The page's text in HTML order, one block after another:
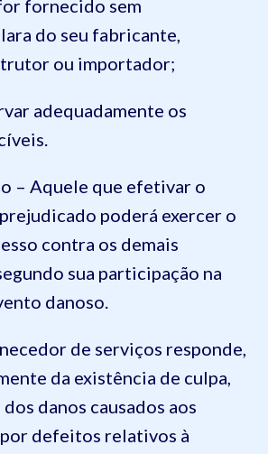
fornecido sem
do seu fabricante,
ou importador;
adequadamente os
– Aquele que efetivar o
poderá exercer o
contra os demais
sua participação na
danoso.
de serviços responde,
da existência de culpa,
danos causados aos
defeitos relativos à